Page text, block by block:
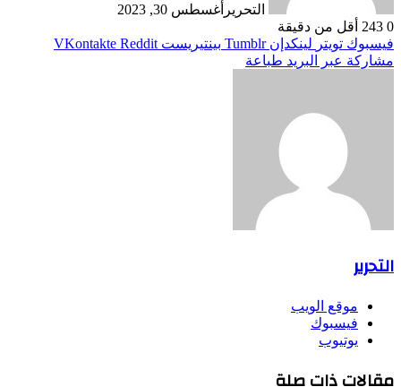
التحرير أغسطس 30, 2023
0
أقل من دقيقة
فيسبوك تويتر لينكدإن بينتيريست
مشاركة عبر البريد طباعة
التحرير
موقع الويب
فيسبوك
يوتيوب
مقالات ذات صلة